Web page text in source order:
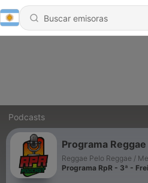
Podcasts
Programa
Reggae Pelo Reggae /
Programa RpR - 3ª -